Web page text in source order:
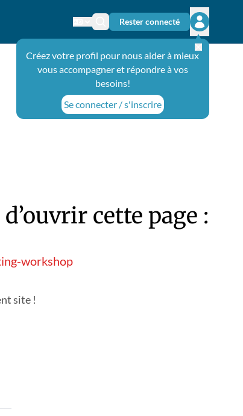
Changer de langue
Icône de recherche
Rester connecté
Ouvrir le
Créez votre profil pour nous aider à mieux
vous accompagner et répondre à vos
besoins!
Se connecter / s'inscrire
cette page :
workshop
site !